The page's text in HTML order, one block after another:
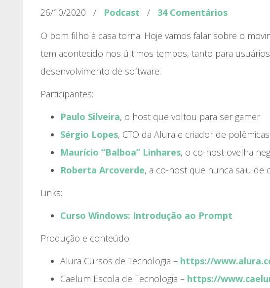
26/10/2020 / Podcast /
34 Comentários
O bom filho à casa torna. Hoje vamos falar sobre o
tem acontecido nos últimos tempos, tanto para
desenvolvimento de software.
Participantes:
Paulo Silveira, o host que voltou para ser gamer
Sérgio Lopes, CTO da Alura e criador de
Maurício “Balboa” Linhares, o co-host ovelha
Roberta Arcoverde, a co-host que nunca saiu de
Links:
Curso Windows: Introdução ao Prompt
Produção e conteúdo:
Alura Cursos de Tecnologia – https://
Caelum Escola de Tecnologia – https://